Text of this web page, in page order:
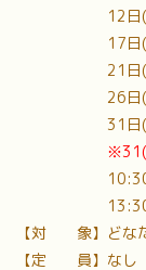
12日(水)、
17日(月)、
21日(金)、
26日(水)、
31日(
※31(月)が
10:30～
13:30～
【対 象】どなた
【定 員】なし